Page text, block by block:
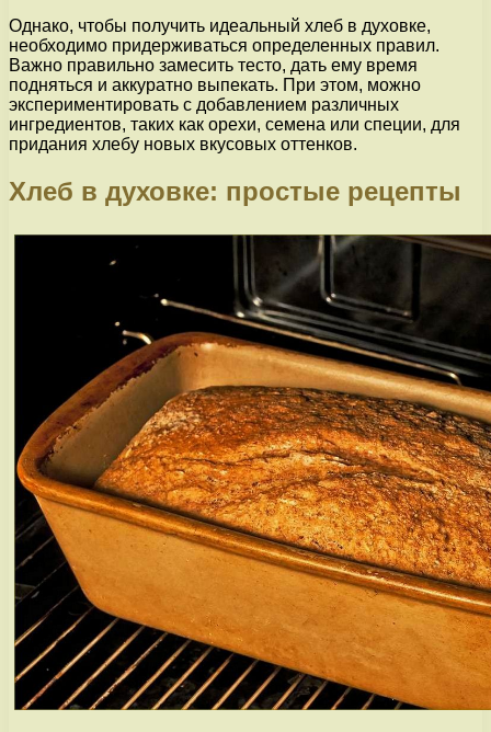
Однако, чтобы получить идеальный хлеб в духовке,
необходимо придерживаться определенных правил.
Важно правильно замесить тесто, дать ему время
подняться и аккуратно выпекать. При этом, можно
экспериментировать с добавлением различных
ингредиентов, таких как орехи, семена или специи, для
придания хлебу новых вкусовых оттенков.
Хлеб в духовке: простые рецепты